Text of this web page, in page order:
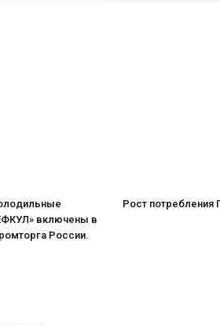
включены в
России.
Рост потребления